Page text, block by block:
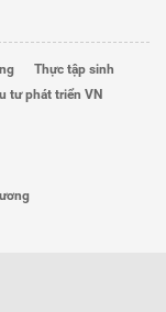
Thực tập sinh
tư phát triển VN